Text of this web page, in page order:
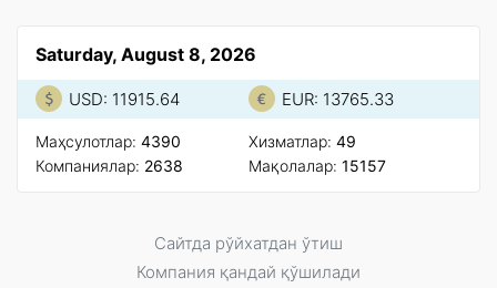
Saturday, August 8, 2026
USD: 11915.64 EUR: 13765.33
Маҳсулотлар: 4390
Компаниялар: 2638
Xизматлар: 49
Мақолалар: 15157
Сайтда рўйxатдан ўтиш
Компания қандай қўшилади